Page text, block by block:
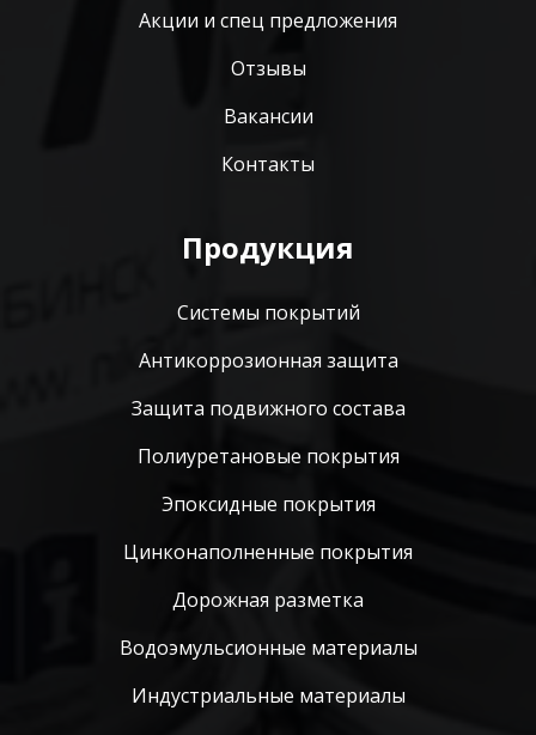
Акции и спец предложения
Отзывы
Вакансии
Контакты
Продукция
Системы покрытий
Антикоррозионная защита
Защита подвижного состава
Полиуретановые покрытия
Эпоксидные покрытия
Цинконаполненные покрытия
Дорожная разметка
Водоэмульсионные материалы
Индустриальные материалы